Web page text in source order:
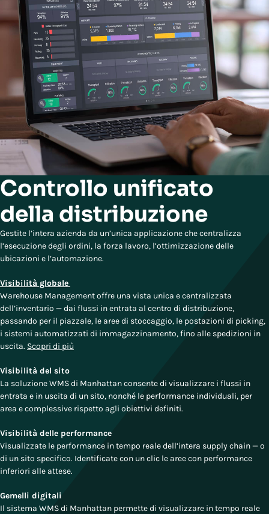
Controllo unificato
della distribuzione
Gestite l’intera azienda da un’unica applicazione che centralizza
l’esecuzione degli ordini, la forza lavoro, l’ottimizzazione delle
ubicazioni e l’automazione.
Visibilità globale
Warehouse Management offre una vista unica e centralizzata
dell’inventario — dai flussi in entrata al centro di distribuzione,
passando per il piazzale, le aree di stoccaggio, le postazioni di picking,
i sistemi automatizzati di immagazzinamento, fino alle spedizioni in
uscita. Scopri di più
Visibilità del sito
La soluzione WMS di Manhattan consente di visualizzare i flussi in
entrata e in uscita di un sito, nonché le performance individuali, per
area e complessive rispetto agli obiettivi definiti.
Visibilità delle performance
Visualizzate le performance in tempo reale dell’intera supply chain — o
di un sito specifico. Identificate con un clic le aree con performance
inferiori alle attese.
Gemelli digitali
Il sistema WMS di Manhattan permette di visualizzare in tempo reale